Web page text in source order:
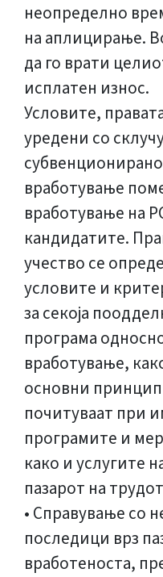
неопределно
на аплицирање.
да го врати
исплатен износ.
Условите,
уредени со
субвенционирано
вработување
вработување на
кандидатите.
учество се
условите и
за секоја
програма
вработување,
основни
почитуваат при
програмите и
како и услугите
пазарот на
• Справување со
последици врз
вработеноста,